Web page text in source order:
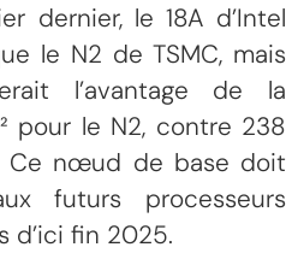
dernier, le 18A d’Intel
le N2 de TSMC, mais
l’avantage de la
pour le N2, contre 238
Ce nœud de base doit
futurs processeurs
d’ici fin 2025.